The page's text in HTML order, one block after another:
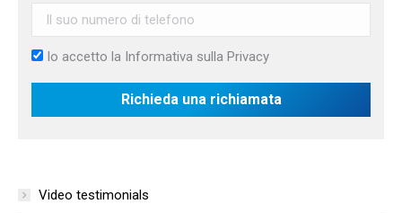
Io accetto la Informativa sulla Privacy
Video testimonials